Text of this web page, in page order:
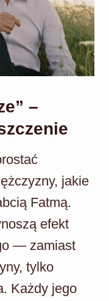
–
jakie
Fatmą.
efekt
— zamiast
tylko
Każdy jego